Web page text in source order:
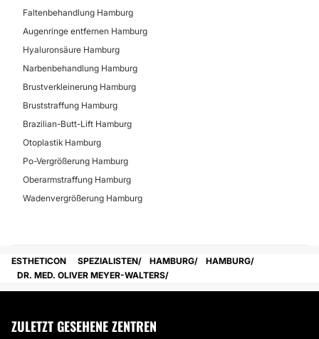
Faltenbehandlung Hamburg
Augenringe entfernen Hamburg
Hyaluronsäure Hamburg
Narbenbehandlung Hamburg
Brustverkleinerung Hamburg
Bruststraffung Hamburg
Brazilian-Butt-Lift Hamburg
Otoplastik Hamburg
Po-Vergrößerung Hamburg
Oberarmstraffung Hamburg
Wadenvergrößerung Hamburg
ESTHETICON SPEZIALISTEN HAMBURG
HAMBURG
DR. MED. OLIVER MEYER-WALTERS
ZULETZT GESEHENE ZENTREN